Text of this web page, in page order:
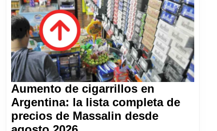
Aumento de cigarrillos en
Argentina: la lista completa de
precios de Massalin desde